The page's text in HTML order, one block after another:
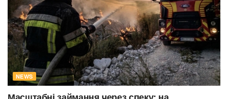
NEWS